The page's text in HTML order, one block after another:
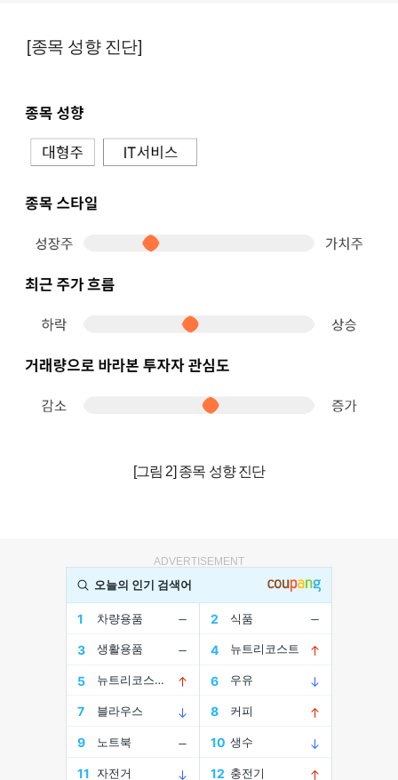
[종목 성향 진단]
[그림 2] 종목 성향 진단
ADVERTISEMENT